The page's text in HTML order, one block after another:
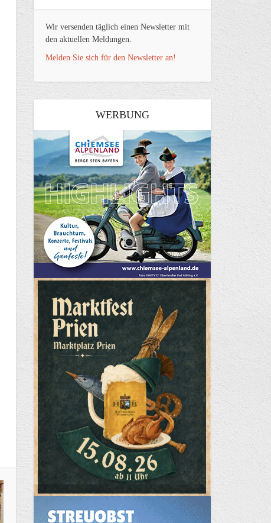
Wir versenden täglich einen Newsletter mit
den aktuellen Meldungen.
Melden Sie sich für den Newsletter an!
WERBUNG